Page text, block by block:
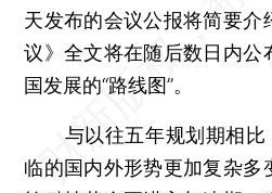
天发布的会议公报将简要介
议》全文将在随后数日内公
国发展的“路线图”。
与以往五年规划期相比
临的国内外形势更加复杂多